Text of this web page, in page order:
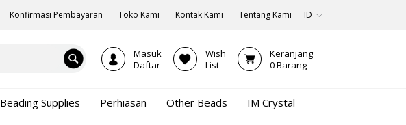
Konfirmasi Pembayaran Toko Kami Kontak Kami Tentang Kami ID
Masuk
Daftar
Wish
List
Keranjang
0Barang
Beading Supplies Perhiasan Other Beads
IM Crystal